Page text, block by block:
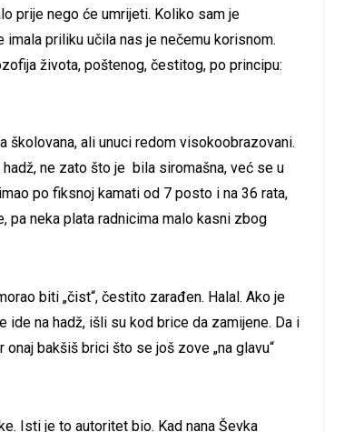
prije nego će umrijeti. Koliko sam je
priliku učila nas je nečemu korisnom.
života, poštenog, čestitog, po principu:
školovana, ali unuci redom visokoobrazovani.
ne zato što je bila siromašna, već se u
po fiksnoj kamati od 7 posto i na 36 rata,
neka plata radnicima malo kasni zbog
biti „čist“, čestito zarađen. Halal. Ako je
ide na hadž, išli su kod brice da zamijene. Da i
bakšiš brici što se još zove „na glavu“
Isti je to autoritet bio. Kad nana Ševka